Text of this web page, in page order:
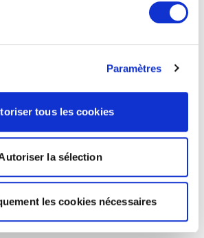
Paramètres
tous les cookies
la sélection
les cookies nécessaires